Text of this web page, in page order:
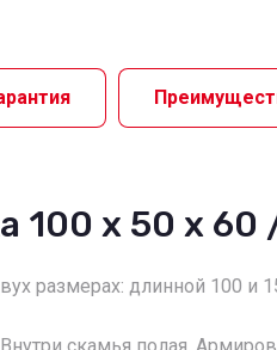
100 x 50 x 60
размерах: длинной 100